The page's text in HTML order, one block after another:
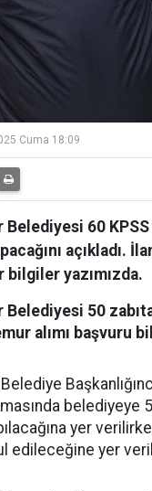
Cuma 18:09
60 KPSS
açıkladı.
bilgiler yazımızda.
50
alımı başvuru
belediyeye
yer
edileceğine yer